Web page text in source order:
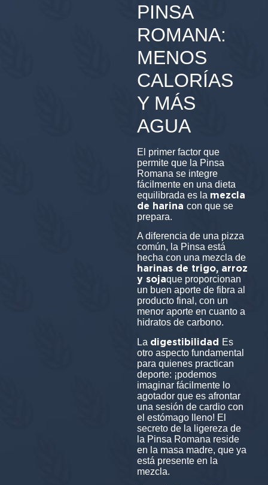
PINSA
ROMANA:
MENOS
CALORÍAS
Y MÁS
AGUA
El primer factor que
permite que la Pinsa
Romana se integre
fácilmente en una dieta
equilibrada es la mezcla
de harina con que se
prepara.
A diferencia de una pizza
común, la Pinsa está
hecha con una mezcla de
harinas de trigo, arroz
y sojaque proporcionan
un buen aporte de fibra al
producto final, con un
menor aporte en cuanto a
hidratos de carbono.
La digestibilidad Es
otro aspecto fundamental
para quienes practican
deporte: ¡podemos
imaginar fácilmente lo
agotador que es afrontar
una sesión de cardio con
el estómago lleno! El
secreto de la ligereza de
la Pinsa Romana reside
en la masa madre, que ya
está presente en la
mezcla.